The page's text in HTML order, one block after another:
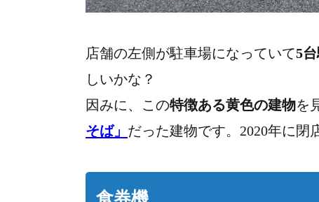
店舗の左側が駐車場になっていて5
しいかな？
因みに、 この特徴ある黄色の建物を
そば」 だった建物です。 2020年に閉
食券機